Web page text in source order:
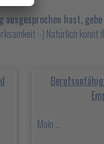
ausgesprochen hast,
:-) Natürlich könnt
Moin ...